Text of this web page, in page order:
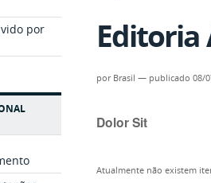
por
Editoria
por Brasil — publicado 08/
Dolor Sit
Atualmente não existem